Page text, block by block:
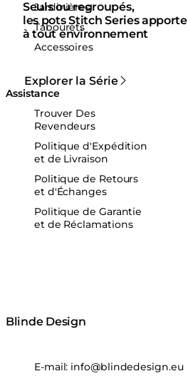
Seuls ou regroupés,
les pots Stitch Series
à tout environnement
Explorer la Série
Jardinières
Tabourets
Accessoires
Assistance
Trouver Des
Revendeurs
Politique d'Expédition
et de Livraison
Politique de Retours
et d'Échanges
Politique de Garantie
et de Réclamations
Blinde Design
E-mail: info@blindedesign.eu